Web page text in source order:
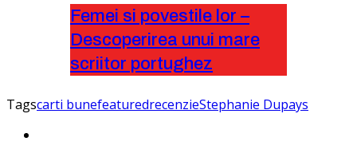
Femei si povestile lor –
Descoperirea unui mare
scriitor portughez
Tagscarti bunefeaturedrecenzieStephanie Dupays